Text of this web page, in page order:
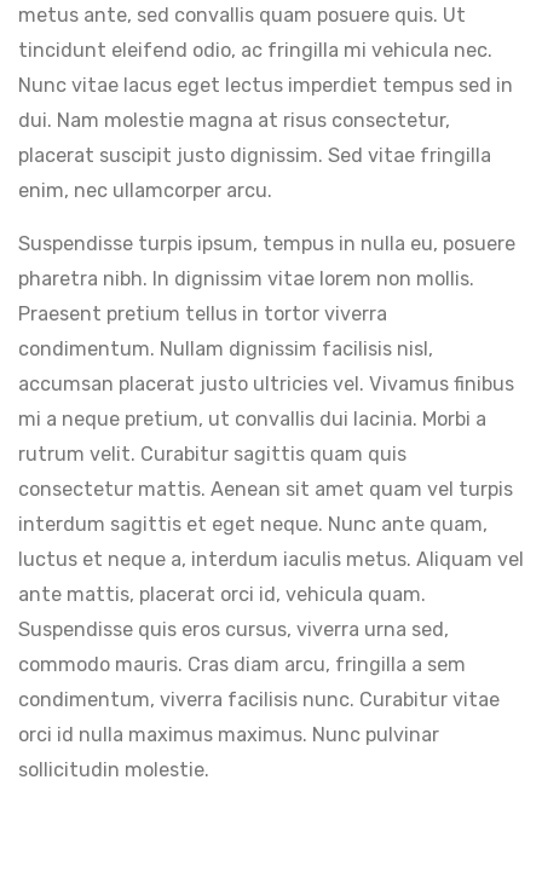
metus ante, sed convallis quam posuere quis. Ut
tincidunt eleifend odio, ac fringilla mi vehicula nec.
Nunc vitae lacus eget lectus imperdiet tempus sed in
dui. Nam molestie magna at risus consectetur,
placerat suscipit justo dignissim. Sed vitae fringilla
enim, nec ullamcorper arcu.
Suspendisse turpis ipsum, tempus in nulla eu, posuere
pharetra nibh. In dignissim vitae lorem non mollis.
Praesent pretium tellus in tortor viverra
condimentum. Nullam dignissim facilisis nisl,
accumsan placerat justo ultricies vel. Vivamus finibus
mi a neque pretium, ut convallis dui lacinia. Morbi a
rutrum velit. Curabitur sagittis quam quis
consectetur mattis. Aenean sit amet quam vel turpis
interdum sagittis et eget neque. Nunc ante quam,
luctus et neque a, interdum iaculis metus. Aliquam vel
ante mattis, placerat orci id, vehicula quam.
Suspendisse quis eros cursus, viverra urna sed,
commodo mauris. Cras diam arcu, fringilla a sem
condimentum, viverra facilisis nunc. Curabitur vitae
orci id nulla maximus maximus. Nunc pulvinar
sollicitudin molestie.